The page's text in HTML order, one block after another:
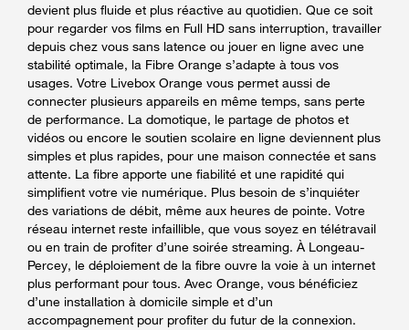
devient plus fluide et plus réactive au quotidien. Que ce soit
pour regarder vos films en Full HD sans interruption, travailler
depuis chez vous sans latence ou jouer en ligne avec une
stabilité optimale, la Fibre Orange s’adapte à tous vos
usages. Votre Livebox Orange vous permet aussi de
connecter plusieurs appareils en même temps, sans perte
de performance. La domotique, le partage de photos et
vidéos ou encore le soutien scolaire en ligne deviennent plus
simples et plus rapides, pour une maison connectée et sans
attente. La fibre apporte une fiabilité et une rapidité qui
simplifient votre vie numérique. Plus besoin de s’inquiéter
des variations de débit, même aux heures de pointe. Votre
réseau internet reste infaillible, que vous soyez en télétravail
ou en train de profiter d’une soirée streaming. À Longeau-
Percey, le déploiement de la fibre ouvre la voie à un internet
plus performant pour tous. Avec Orange, vous bénéficiez
d’une installation à domicile simple et d’un
accompagnement pour profiter du futur de la connexion.